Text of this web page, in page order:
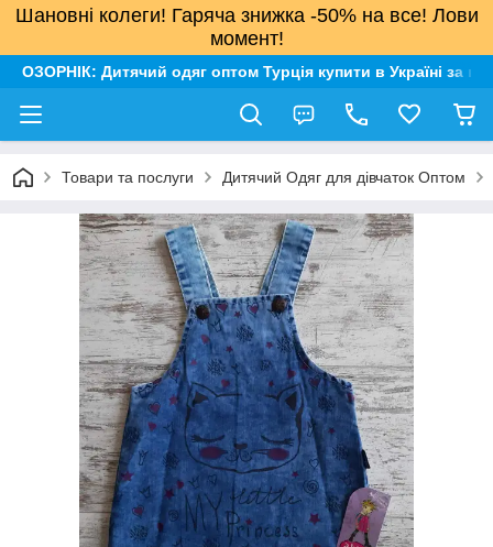
Шановні колеги! Гаряча знижка -50% на все! Лови
момент!
ОЗОРНІК: Дитячий одяг оптом Турція купити в Україні за
Товари та послуги Дитячий Одяг для дівчаток Оптом